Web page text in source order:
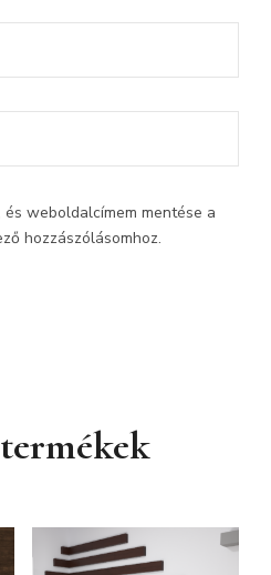
és weboldalcímem mentése a
hozzászólásomhoz.